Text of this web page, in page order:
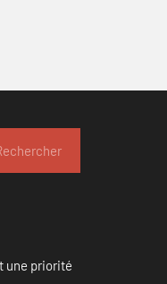
une priorité